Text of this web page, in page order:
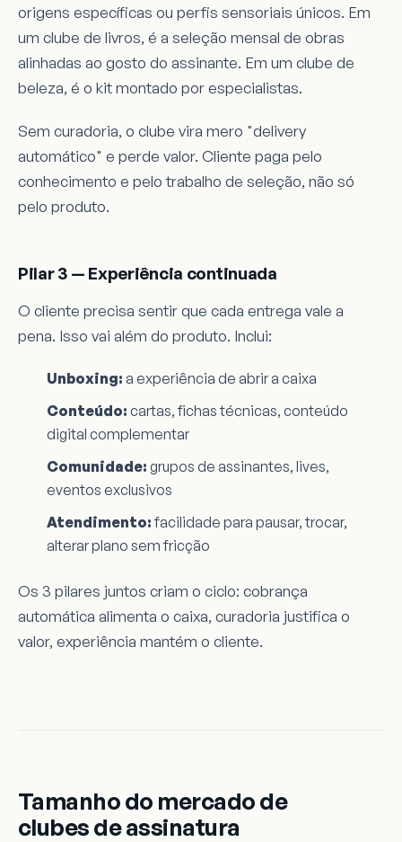
origens específicas ou perfis sensoriais únicos. Em
um clube de livros, é a seleção mensal de obras
alinhadas ao gosto do assinante. Em um clube de
beleza, é o kit montado por especialistas.
Sem curadoria, o clube vira mero "delivery
automático" e perde valor. Cliente paga pelo
conhecimento e pelo trabalho de seleção, não só
pelo produto.
Pilar 3 — Experiência continuada
O cliente precisa sentir que cada entrega vale a
pena. Isso vai além do produto. Inclui:
Unboxing: a experiência de abrir a caixa
Conteúdo: cartas, fichas técnicas, conteúdo
digital complementar
Comunidade: grupos de assinantes, lives,
eventos exclusivos
Atendimento:facilidade para pausar, trocar,
alterar plano sem fricção
Os 3 pilares juntos criam o ciclo: cobrança
automática alimenta o caixa, curadoria justifica o
valor, experiência mantém o cliente.
Tamanho do mercado de
clubes de assinatura